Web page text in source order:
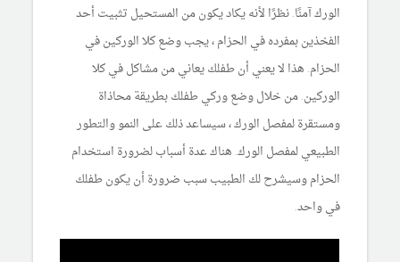
الورك آمنًا. نظرًا لأنه يكاد يكون من المستحيل تثبيت أحد
الفخذين بمفرده في الحزام ، يجب وضع كلا الوركين في
الحزام. هذا لا يعني أن طفلك يعاني من مشاكل في كلا
الوركين. من خلال وضع وركي طفلك بطريقة محاذاة
ومستقرة لمفصل الورك ، سيساعد ذلك على النمو والتطور
الطبيعي لمفصل الورك. هناك عدة أسباب لضرورة استخدام
الحزام وسيشرح لك الطبيب سبب ضرورة أن يكون طفلك
في واحد.